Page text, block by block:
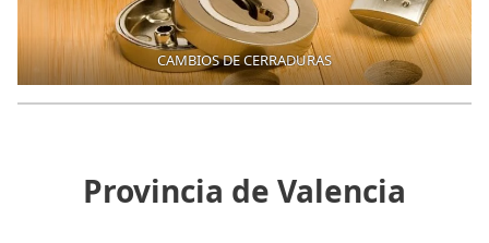
CAMBIOS DE CERRADURAS
Provincia de Valencia